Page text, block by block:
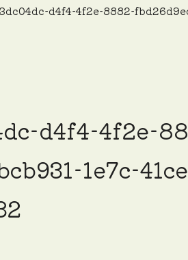
d4f4-4f2e-8882-
d4f4-4f2e-
1e7c-